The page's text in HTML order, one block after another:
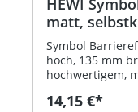
matt,
Symbol
hoch, 135 mm
hochwertigem,
(Lichtgrau), 95
14,15 €*